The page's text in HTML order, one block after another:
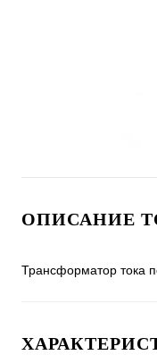
ОПИСАНИЕ
Трансформатор тока